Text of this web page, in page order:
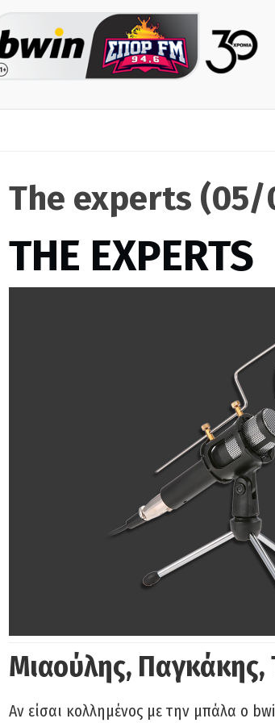
The experts
THE EXPERTS
Μιαούλης, Παγκάκης,
Αν είσαι κολλημένος με την μπάλα ο